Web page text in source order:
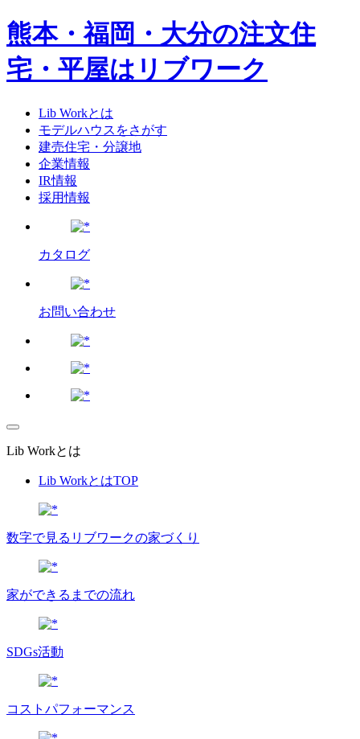
熊本・福岡・大分の注文住
宅・平屋はリブワーク
Lib Workとは
モデルハウスをさがす
建売住宅・分譲地
企業情報
IR情報
採用情報
カタログ
お問い合わせ
Lib Workとは
Lib WorkとはTOP
数字で⾒るリブワークの家づくり
家ができるまでの流れ
SDGs活動
コストパフォーマンス